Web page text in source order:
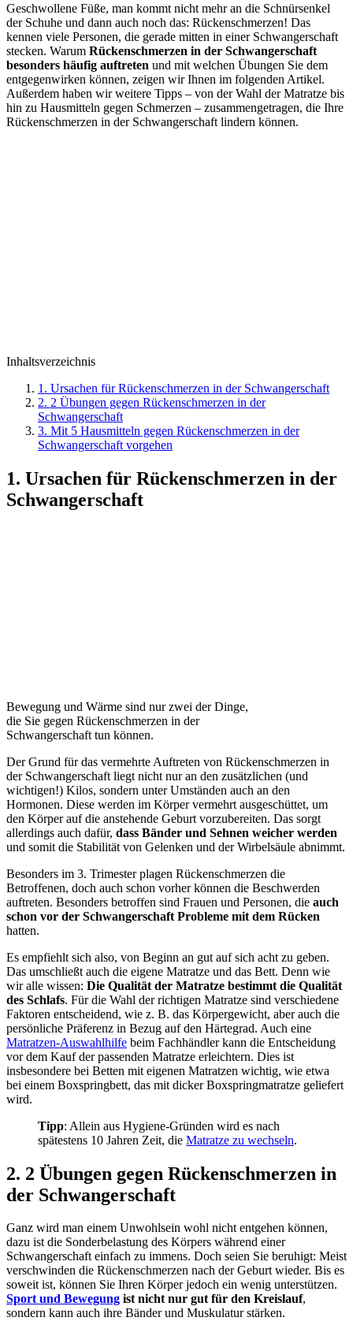
Geschwollene Füße, man kommt nicht mehr an die Schnürsenkel
der Schuhe und dann auch noch das: Rückenschmerzen! Das
kennen viele Personen, die gerade mitten in einer Schwangerschaft
stecken. Warum Rückenschmerzen in der Schwangerschaft
besonders häufig auftreten und mit welchen Übungen Sie dem
entgegenwirken können, zeigen wir Ihnen im folgenden Artikel.
Außerdem haben wir weitere Tipps – von der Wahl der Matratze bis
hin zu Hausmitteln gegen Schmerzen – zusammengetragen, die Ihre
Rückenschmerzen in der Schwangerschaft lindern können.
Inhaltsverzeichnis
1. Ursachen für Rückenschmerzen in der Schwangerschaft
2. 2 Übungen gegen Rückenschmerzen in der
Schwangerschaft
3. Mit 5 Hausmitteln gegen Rückenschmerzen in der
Schwangerschaft vorgehen
1. Ursachen für Rückenschmerzen in der
Schwangerschaft
Bewegung und Wärme sind nur zwei der Dinge,
die Sie gegen Rückenschmerzen in der
Schwangerschaft tun können.
Der Grund für das vermehrte Auftreten von Rückenschmerzen in
der Schwangerschaft liegt nicht nur an den zusätzlichen (und
wichtigen!) Kilos, sondern unter Umständen auch an den
Hormonen. Diese werden im Körper vermehrt ausgeschüttet, um
den Körper auf die anstehende Geburt vorzubereiten. Das sorgt
allerdings auch dafür, dass Bänder und Sehnen weicher werden
und somit die Stabilität von Gelenken und der Wirbelsäule abnimmt.
Besonders im 3. Trimester plagen Rückenschmerzen die
Betroffenen, doch auch schon vorher können die Beschwerden
auftreten. Besonders betroffen sind Frauen und Personen, die auch
schon vor der Schwangerschaft Probleme mit dem Rücken
hatten.
Es empfiehlt sich also, von Beginn an gut auf sich acht zu geben.
Das umschließt auch die eigene Matratze und das Bett. Denn wie
wir alle wissen: Die Qualität der Matratze bestimmt die Qualität
des Schlafs. Für die Wahl der richtigen Matratze sind verschiedene
Faktoren entscheidend, wie z. B. das Körpergewicht, aber auch die
persönliche Präferenz in Bezug auf den Härtegrad. Auch eine
Matratzen-Auswahlhilfe beim Fachhändler kann die Entscheidung
vor dem Kauf der passenden Matratze erleichtern. Dies ist
insbesondere bei Betten mit eigenen Matratzen wichtig, wie etwa
bei einem Boxspringbett, das mit dicker Boxspringmatratze geliefert
wird.
Tipp: Allein aus Hygiene-Gründen wird es nach
spätestens 10 Jahren Zeit, die Matratze zu wechseln.
2. 2 Übungen gegen Rückenschmerzen in
der Schwangerschaft
Ganz wird man einem Unwohlsein wohl nicht entgehen können,
dazu ist die Sonderbelastung des Körpers während einer
Schwangerschaft einfach zu immens. Doch seien Sie beruhigt: Meist
verschwinden die Rückenschmerzen nach der Geburt wieder. Bis es
soweit ist, können Sie Ihren Körper jedoch ein wenig unterstützen.
Sport und Bewegung ist nicht nur gut für den Kreislauf,
sondern kann auch ihre Bänder und Muskulatur stärken.